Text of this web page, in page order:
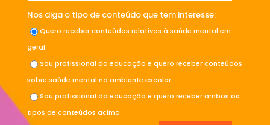
Nos diga o tipo de conteúdo que tem interesse:
Quero receber conteúdos relativos à saúde mental em
geral.
Sou profissional da educação e quero receber conteúdos
sobre saúde mental no ambiente escolar.
Sou profissional da educação e quero receber ambos os
tipos de conteúdos acima.